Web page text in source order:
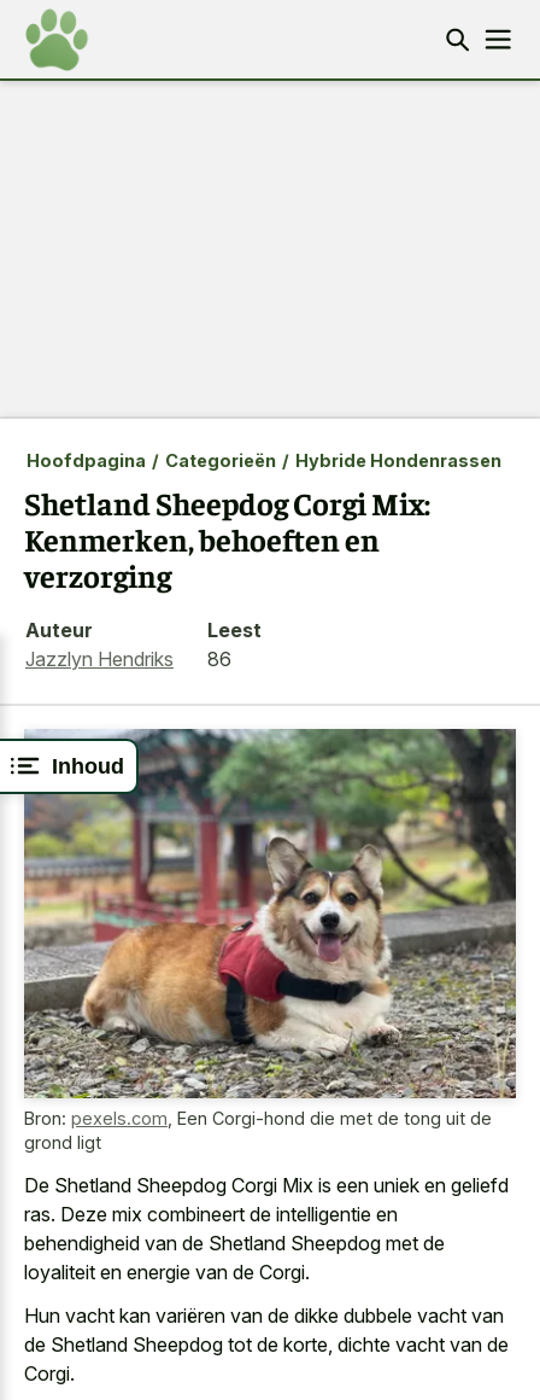
Inhoud
Hoofdpagina / Categorieën / Hybride Hondenrassen
Shetland Sheepdog Corgi Mix:
Kenmerken, behoeften en
verzorging
Auteur
Jazzlyn Hendriks
Leest
86
Bron: pexels.com Een Corgi-hond die met de tong uit de
grond ligt
De Shetland Sheepdog Corgi Mix is een uniek en geliefd
ras. Deze mix combineert de intelligentie en
behendigheid van de Shetland Sheepdog met de
loyaliteit en energie van de Corgi.
Hun vacht kan variëren van de dikke dubbele vacht van
de Shetland Sheepdog tot de korte, dichte vacht van de
Corgi.